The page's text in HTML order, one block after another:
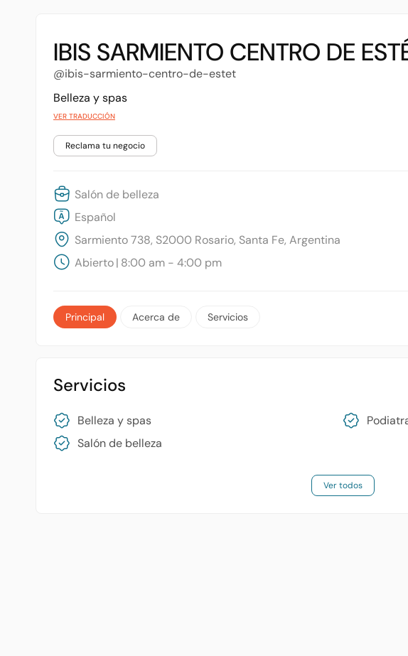
IBIS SARMIENTO CENTRO DE
@ibis-sarmiento-centro-de-estet
Belleza y spas
VER TRADUCCIÓN
Reclama tu negocio
Salón de belleza
Español
Sarmiento 738, S2000 Rosario, Santa Fe, Argentina
Abierto| 8:00 am - 4:00 pm
Principal Acerca de Servicios
Servicios
Belleza y spas
Salón de belleza
Ver todos